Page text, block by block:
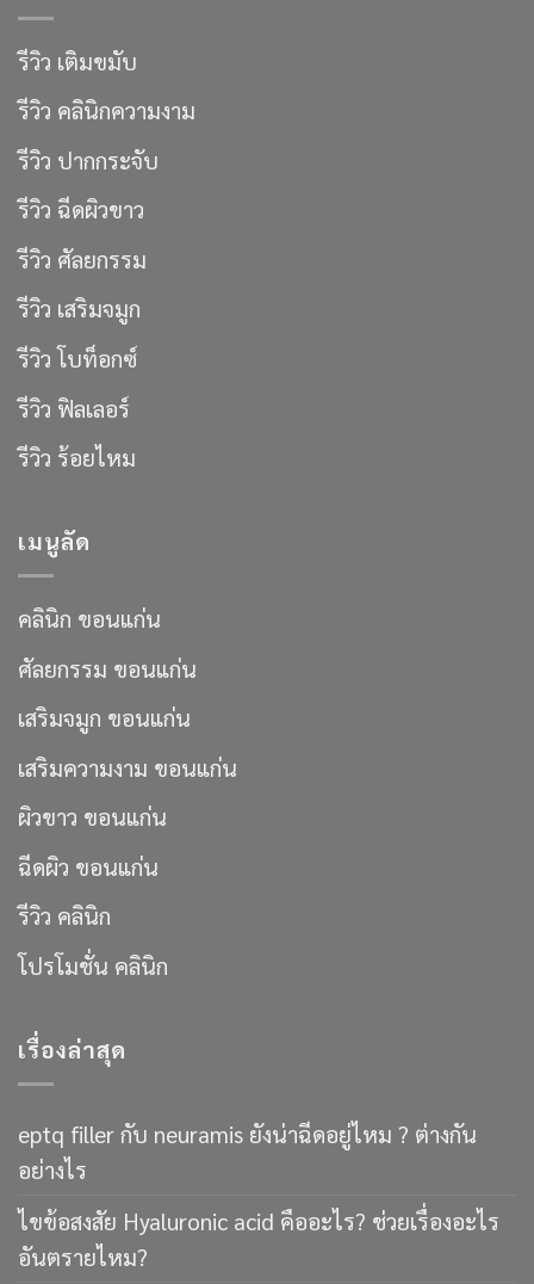
รีวิว เติมขมับ
รีวิว คลินิกความงาม
รีวิว ปากกระจับ
รีวิว ฉีดผิวขาว
รีวิว ศัลยกรรม
รีวิว เสริมจมูก
รีวิว โบท็อกซ์
รีวิว ฟิลเลอร์
รีวิว ร้อยไหม
เมนูลัด
คลินิก ขอนแก่น
ศัลยกรรม ขอนแก่น
เสริมจมูก ขอนแก่น
เสริมความงาม ขอนแก่น
ผิวขาว ขอนแก่น
ฉีดผิว ขอนแก่น
รีวิว คลินิก
โปรโมชั่น คลินิก
เรื่องล่าสุด
eptq filler กับ neuramis ยังน่าฉีดอยู่ไหม ? ต่างกัน
อย่างไร
ไขข้อสงสัย Hyaluronic acid คืออะไร? ช่วยเรื่องอะไร
อันตรายไหม?